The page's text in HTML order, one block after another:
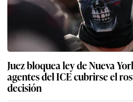
Juez bloquea ley de Nueva
agentes del ICE cubrirse el
decisión